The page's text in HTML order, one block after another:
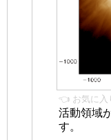
👈 お気に入
活動領域
す。